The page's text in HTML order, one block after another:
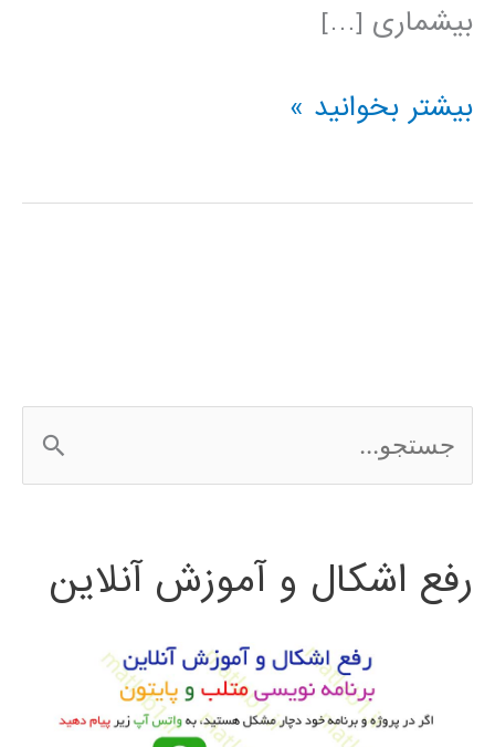
بیشماری […]
آموزش
Bootstrap
بیشتر بخوانید »
س
ج
رفع اشکال و آموزش آنلاین